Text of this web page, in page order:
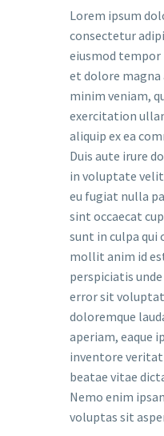
Lorem ipsum
consectetur
eiusmod
et dolore magna
minim veniam,
exercitation
aliquip ex ea
Duis aute irure
in voluptate
eu fugiat nulla
sint occaecat
sunt in culpa qui
mollit anim id
perspiciatis
error sit
doloremque
aperiam, eaque
inventore
beatae vitae
Nemo enim
voluptas sit